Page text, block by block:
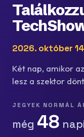
2026. október
Két nap, amikor
lesz a szektor
JEGYEK NORMÁL
még 48